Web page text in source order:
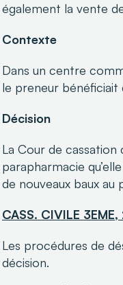
également la vente
Contexte
Dans un centre
le preneur bénéficiait
Décision
La Cour de
parapharmacie
de nouveaux baux
CASS. CIVILE
Les procédures de
décision.